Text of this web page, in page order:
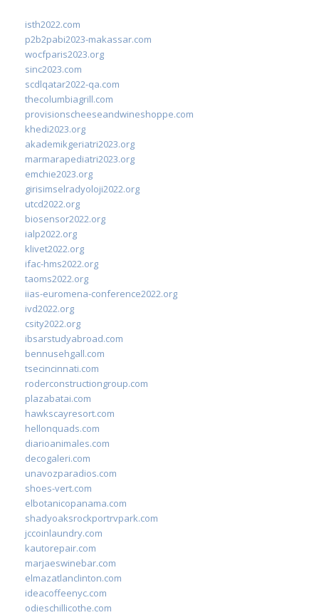
isth2022.com
p2b2pabi2023-makassar.com
wocfparis2023.org
sinc2023.com
scdlqatar2022-qa.com
thecolumbiagrill.com
provisionscheeseandwineshoppe.com
khedi2023.org
akademikgeriatri2023.org
marmarapediatri2023.org
emchie2023.org
girisimselradyoloji2022.org
utcd2022.org
biosensor2022.org
ialp2022.org
klivet2022.org
ifac-hms2022.org
taoms2022.org
iias-euromena-conference2022.org
ivd2022.org
csity2022.org
ibsarstudyabroad.com
bennusehgall.com
tsecincinnati.com
roderconstructiongroup.com
plazabatai.com
hawkscayresort.com
hellonquads.com
diarioanimales.com
decogaleri.com
unavozparadios.com
shoes-vert.com
elbotanicopanama.com
shadyoaksrockportrvpark.com
jccoinlaundry.com
kautorepair.com
marjaeswinebar.com
elmazatlanclinton.com
ideacoffeenyc.com
odieschillicothe.com